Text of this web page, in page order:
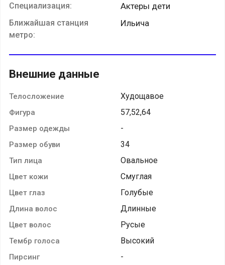
Специализация: Актеры дети
Ближайшая станция
метро:
Ильича
Внешние данные
Телосложение Худощавое
Фигура 57,52,64
Размер одежды -
Размер обуви 34
Тип лица Овальное
Цвет кожи Смуглая
Цвет глаз Голубые
Длина волос Длинные
Цвет волос Русые
Тембр голоса Высокий
Пирсинг -